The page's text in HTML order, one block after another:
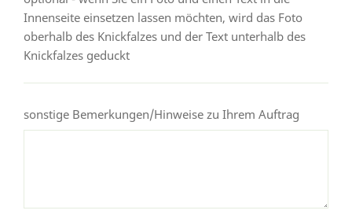
Innenseite einsetzen lassen möchten, wird das Foto
oberhalb des Knickfalzes und der Text unterhalb des
Knickfalzes geduckt
sonstige Bemerkungen/Hinweise zu Ihrem Auftrag